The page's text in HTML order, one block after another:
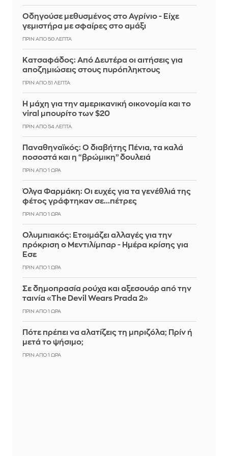
Οδηγούσε μεθυσμένος στο Αγρίνιο - Είχε
γεμιστήρα με σφαίρες στο αμάξι
ΠΡΙΝ ΑΠΌ 50 ΛΕΠΤΆ
Κατσαφάδος: Από Δευτέρα οι αιτήσεις για
αποζημιώσεις στους πυρόπληκτους
ΠΡΙΝ ΑΠΌ 51 ΛΕΠΤΆ
Η μάχη για την αμερικανική οικονομία και το
viral μπουρίτο των $20
ΠΡΙΝ ΑΠΌ 54 ΛΕΠΤΆ
Παναθηναϊκός: Ο διαβήτης Πένια, τα καλά
ποσοστά και η “βρώμικη” δουλειά
ΠΡΙΝ ΑΠΌ 1 ΏΡΑ
Όλγα Φαρμάκη: Οι ευχές για τα γενέθλιά της
φέτος γράφτηκαν σε...πέτρες
ΠΡΙΝ ΑΠΌ 1 ΏΡΑ
Ολυμπιακός: Ετοιμάζει αλλαγές για την
πρόκριση ο Μεντιλίμπαρ - Ημέρα κρίσης για
Έσε
ΠΡΙΝ ΑΠΌ 1 ΏΡΑ
Σε δημοπρασία ρούχα και αξεσουάρ από την
ταινία «The Devil Wears Prada 2»
ΠΡΙΝ ΑΠΌ 1 ΏΡΑ
Πότε πρέπει να αλατίζεις τη μπριζόλα; Πρίν ή
μετά το ψήσιμο;
ΠΡΙΝ ΑΠΌ 1 ΏΡΑ